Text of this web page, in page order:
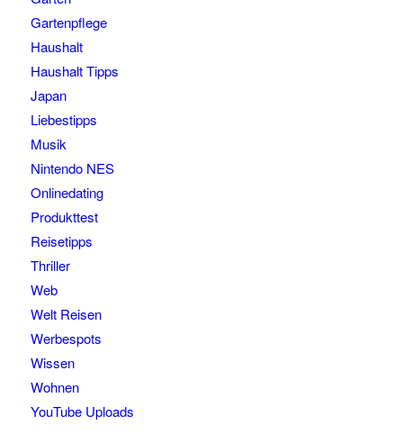
Gartenpflege
Haushalt
Haushalt Tipps
Japan
Liebestipps
Musik
Nintendo NES
Onlinedating
Produkttest
Reisetipps
Thriller
Web
Welt Reisen
Werbespots
Wissen
Wohnen
YouTube Uploads